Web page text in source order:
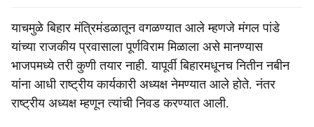
याचमुळे बिहार मंत्रिमंडळातून वगळण्यात आले म्हणजे मंगल पांडे
यांच्या राजकीय प्रवासाला पूर्णविराम मिळाला असे मानण्यास
भाजपमध्ये तरी कुणी तयार नाही. यापूर्वी बिहारमधूनच नितीन नबीन
यांना आधी राष्ट्रीय कार्यकारी अध्यक्ष नेमण्यात आले होते. नंतर
राष्ट्रीय अध्यक्ष म्हणून त्यांची निवड करण्यात आली.